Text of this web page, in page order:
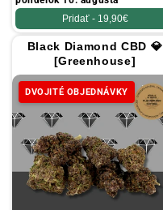
Pridať - 19,90€
Black Diamond CBD 💎
[Greenhouse]
DVOJITÉ OBJEDNÁVKY